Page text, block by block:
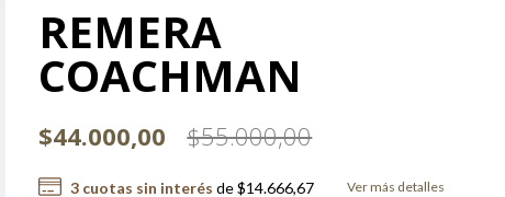
REMERA
COACHMAN
$44.000,00 $55.000,00
3 cuotas sin interés de$14.666,67 Ver más detalles